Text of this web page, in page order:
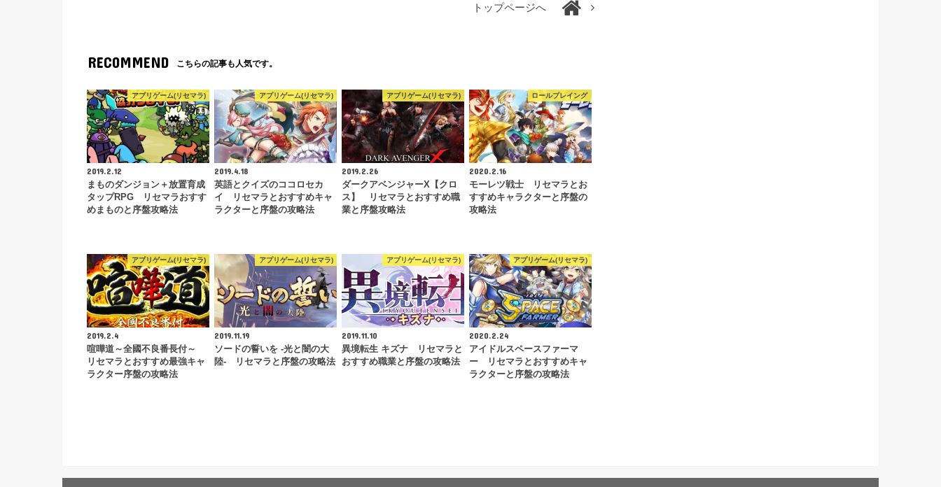
トップページへ
RECOMMEND こちらの記事も人気です。
アプリゲーム(リセマラ)
2019.2.12
まものダンジョン＋放置育成
タップRPG リセマラおすす
めまものと序盤攻略法
アプリゲーム(リセマラ)
2019.4.18
英語とクイズのココロセカ
イ リセマラとおすすめキャ
ラクターと序盤の攻略法
アプリゲーム(リセマラ)
2019.2.26
ダークアベンジャーX【クロ
ス】 リセマラとおすすめ職
業と序盤攻略法
ロールプレイング
2020.2.16
モーレツ戦士 リセマラとお
すすめキャラクターと序盤の
攻略法
アプリゲーム(リセマラ)
2019.2.4
喧嘩道～全國不良番長付～
リセマラとおすすめ最強キャ
ラクター序盤の攻略法
アプリゲーム(リセマラ)
2019.11.19
ソードの誓いを -光と闇の大
陸- リセマラと序盤の攻略法
アプリゲーム(リセマラ)
2019.11.10
異境転生 キズナ リセマラと
おすすめ職業と序盤の攻略法
アプリゲーム(リセマラ)
2020.2.24
アイドルスペースファーマ
ー リセマラとおすすめキャ
ラクターと序盤の攻略法